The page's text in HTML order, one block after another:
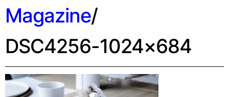
Magazine/
DSC4256-1024×684